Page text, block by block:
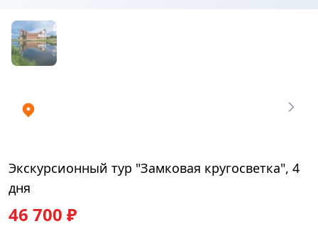
Экскурсионный тур "Замковая кругосветка", 4
дня
46 700 ₽